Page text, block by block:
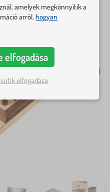
amelyek megkönnyítik a
arról,hogyan
elfogadása
elfogadása